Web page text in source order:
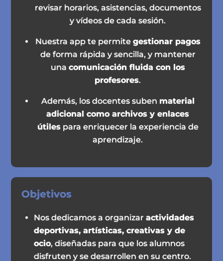
revisar horarios, asistencias, documentos
y vídeos de cada sesión.
Nuestra app te permite gestionar pagos
de forma rápida y sencilla, y mantener
una comunicación fluida con los
profesores.
Además, los docentes suben material
adicional como archivos y enlaces
útilespara enriquecer la experiencia de
aprendizaje.
Objetivos
Nos dedicamos a organizaractividades
deportivas, artísticas, creativas y de
ocio, diseñadas para que los alumnos
disfruten y se desarrollen en su centro.